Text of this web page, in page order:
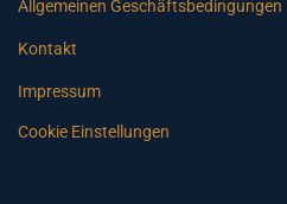
Allgemeinen Geschäftsbedingungen
Kontakt
Impressum
Cookie Einstellungen